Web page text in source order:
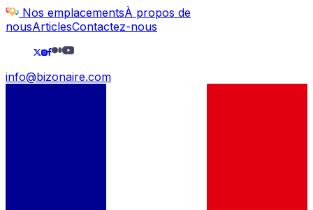
Nos emplacementsÀ propos de
nousArticlesContactez-nous
info@bizonaire.com